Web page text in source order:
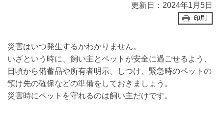
更新日：2024年1月5日
印刷
災害はいつ発生するかわかりません。
いざという時に、飼い主とペットが安全に過ごせるよう、
日頃から備蓄品や所有者明示、しつけ、緊急時のペットの
預け先の確保などの準備をしておきましょう。
災害時にペットを守れるのは飼い主だけです。